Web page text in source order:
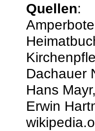
Quellen:
Dachauer
Hans
Erwin